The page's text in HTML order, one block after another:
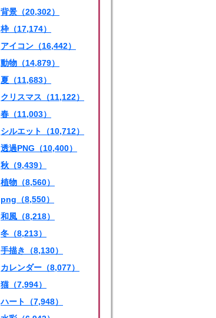
背景（20,302）
枠（17,174）
アイコン（16,442）
動物（14,879）
夏（11,683）
クリスマス（11,122）
春（11,003）
シルエット（10,712）
透過PNG（10,400）
秋（9,439）
植物（8,560）
png（8,550）
和風（8,218）
冬（8,213）
手描き（8,130）
カレンダー（8,077）
猫（7,994）
ハート（7,948）